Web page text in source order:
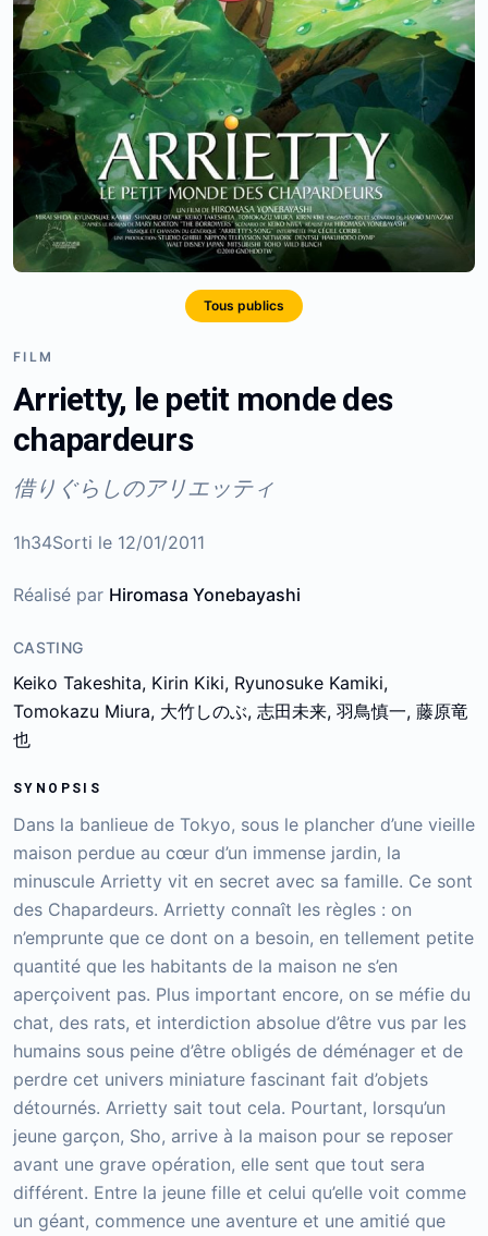
Tous publics
FILM
Arrietty, le petit monde des
chapardeurs
借りぐらしのアリエッティ
1h34Sorti le 12/01/2011
Réalisé par Hiromasa Yonebayashi
CASTING
Keiko Takeshita, Kirin Kiki, Ryunosuke Kamiki,
Tomokazu Miura, 大竹しのぶ, 志田未来, 羽鳥慎一, 藤原竜
也
SYNOPSIS
Dans la banlieue de Tokyo, sous le plancher d’une vieille
maison perdue au cœur d’un immense jardin, la
minuscule Arrietty vit en secret avec sa famille. Ce sont
des Chapardeurs. Arrietty connaît les règles : on
n’emprunte que ce dont on a besoin, en tellement petite
quantité que les habitants de la maison ne s’en
aperçoivent pas. Plus important encore, on se méfie du
chat, des rats, et interdiction absolue d’être vus par les
humains sous peine d’être obligés de déménager et de
perdre cet univers miniature fascinant fait d’objets
détournés. Arrietty sait tout cela. Pourtant, lorsqu’un
jeune garçon, Sho, arrive à la maison pour se reposer
avant une grave opération, elle sent que tout sera
différent. Entre la jeune fille et celui qu’elle voit comme
un géant, commence une aventure et une amitié que